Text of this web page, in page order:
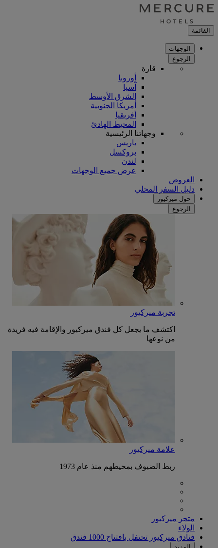
القائمة
الوجهات
الرجوع
قارة
أوروبا
آسيا
الشرق الأوسط
أمريكا الجنوبية
أفريقيا
المحيط الهادئ
وجهاتنا الرئيسية
باريس
بروكسل
لندن
عرض جميع الوجهات
العروض
دليل السفر المحلي
حول ميركيور
الرجوع
تجربة ميركيور
اكتشف ما يجعل كل فندق ميركيور والإقامة فيه فريدة
من نوعها
علامة ميركيور
ربط الضيوف بمحيطهم منذ عام 1973
متجر ميركيور
الولاء
فنادق ميركيور تحتفل بافتتاح 1000 فندق